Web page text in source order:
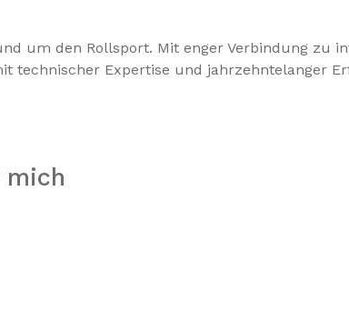
um den Rollsport. Mit enger Verbindung zu
technischer Expertise und jahrzehntelanger
mich